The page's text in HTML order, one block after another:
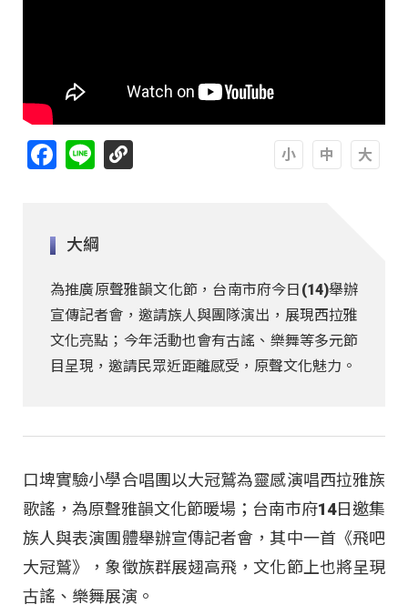
Facebook
Line
大綱
為推廣原聲雅韻文化節，台南市府今日(14)舉辦
宣傳記者會，邀請族人與團隊演出，展現西拉雅
文化亮點；今年活動也會有古謠、樂舞等多元節
目呈現，邀請民眾近距離感受，原聲文化魅力。
口埤實驗小學合唱團以大冠鷲為靈感演唱西拉雅族
歌謠，為原聲雅韻文化節暖場；台南市府14日邀集
族人與表演團體舉辦宣傳記者會，其中一首《飛吧
大冠鷲》，象徵族群展翅高飛，文化節上也將呈現
古謠、樂舞展演。